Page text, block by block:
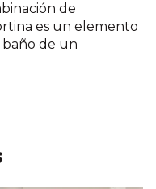
de
es un elemento
de un